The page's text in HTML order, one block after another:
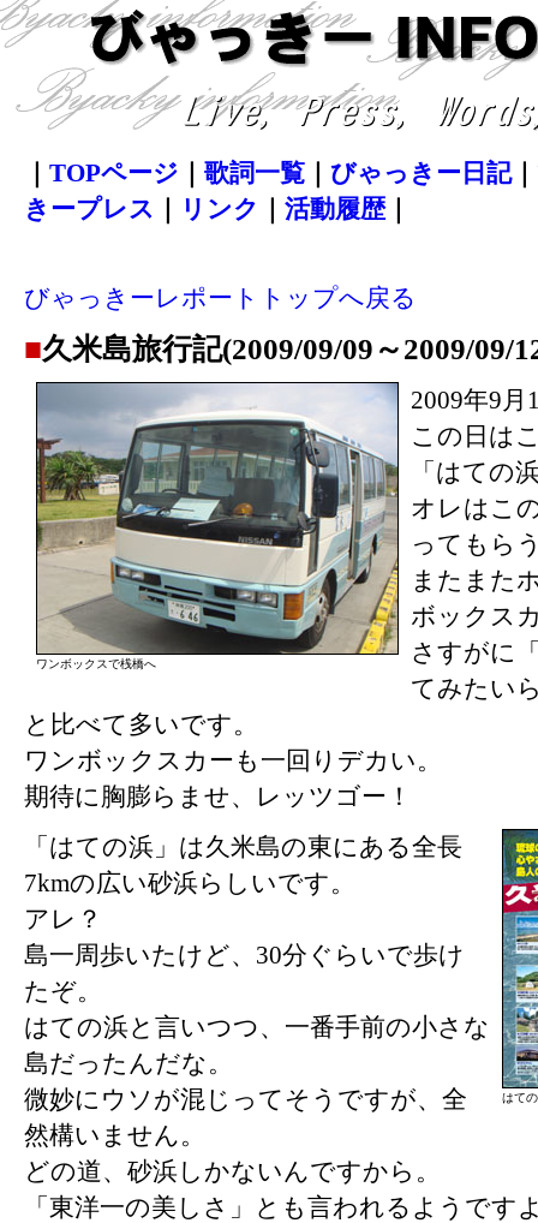
TOPページ 歌詞一覧 びゃっきー日記｜
きープレス
リンク 活動履歴｜
びゃっきーレポートトップへ戻る
■久米島旅行記(2009/09/09～2009/09/
ワンボックスで桟橋へ
2009年9月
この日は
「はての
オレはこ
ってもら
またまた
ボックス
さすがに
てみたい
と比べて多いです。
ワンボックスカーも一回りデカい。
期待に胸膨らませ、レッツゴー！
はて
「はての浜」は久米島の東にある全長
7kmの広い砂浜らしいです。
アレ？
島一周歩いたけど、30分ぐらいで歩け
たぞ。
はての浜と言いつつ、一番手前の小さな
島だったんだな。
微妙にウソが混じってそうですが、全
然構いません。
どの道、砂浜しかないんですから。
「東洋一の美しさ」とも言われるようです